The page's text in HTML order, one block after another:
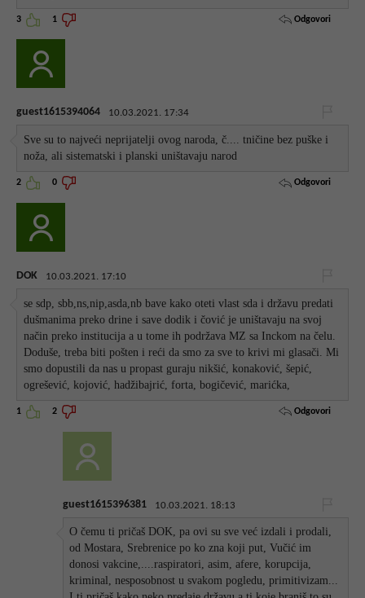
3 1 Odgovori
guest1615394064 10.03.2021. 17:34
Sve su to najveći neprijatelji ovog naroda, č.... tničine bez puške i
noža, ali sistematski i planski uništavaju narod
2 0 Odgovori
DOK 10.03.2021. 17:10
se sdp, sbb,ns,nip,asda,nb bave kako oteti vlast sda i državu predati
dušmanima preko drine i save dodik i čović je uništavaju na svoj
način preko institucija a u tome ih podržava MZ sa Inckom na čelu.
Doduše, treba biti pošten i reći da smo za sve to krivi mi glasači. Mi
smo dopustili da nas u propast guraju nikšić, konaković, šepić,
ogrešević, kojović, hadžibajrić, forta, bogičević, marićka,
1 2 Odgovori
guest1615396381 10.03.2021. 18:13
O čemu ti pričaš DOK, pa ovi su sve već izdali i prodali,
od Mostara, Srebrenice po ko zna koji put, Vučić im
donosi vakcine,....raspiratori, asim, afere, korupcija,
kriminal, nesposobnost u svakom pogledu, primitivizam...